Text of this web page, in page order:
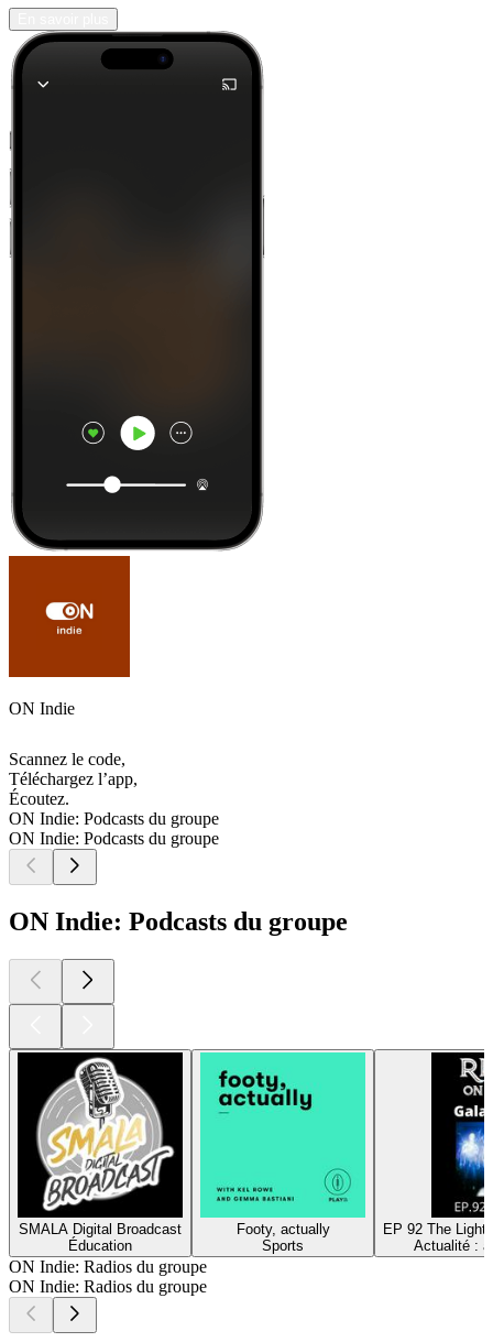
ON Indie
Scannez le code,
Téléchargez l’app,
Écoutez.
ON Indie: Podcasts du groupe
ON Indie: Podcasts du groupe
ON Indie: Podcasts du groupe
SMALA Digital Broadcast
Éducation
Footy, actually
Sports
EP 92 The Light
Actualité :
ON Indie: Radios du groupe
ON Indie: Radios du groupe